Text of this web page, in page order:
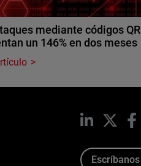
mediante códigos QR
un 146% en dos meses
LinkedIn
Escríbanos